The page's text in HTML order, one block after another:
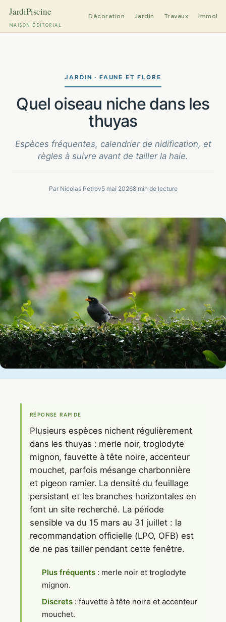
MAISON ÉDITORIAL
Décoration Jardin Travaux
JARDIN · FAUNE ET FLORE
quel oiseau niche dans les
thuyas
Espèces fréquentes, calendrier de nidification, et
règles à suivre avant de tailler la haie.
Par Nicolas Petrov5 mai 20268 min de lecture
RÉPONSE RAPIDE
Plusieurs espèces nichent régulièrement
dans les thuyas : merle noir, troglodyte
mignon, fauvette à tête noire, accenteur
mouchet, parfois mésange charbonnière
et pigeon ramier. La densité du feuillage
persistant et les branches horizontales en
font un site recherché. La période
sensible va du 15 mars au 31 juillet : la
recommandation officielle (LPO, OFB) est
de ne pas tailler pendant cette fenêtre.
Plus fréquents : merle noir et troglodyte
mignon.
Discrets : fauvette à tête noire et accenteur
mouchet.